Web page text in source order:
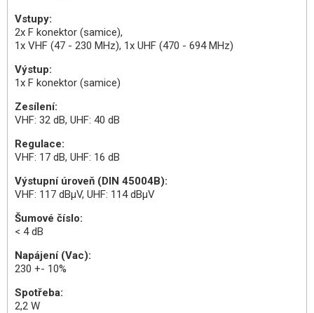
Vstupy:
2x F konektor (samice),
1x VHF (47 - 230 MHz), 1x UHF (470 - 694 MHz)
Výstup:
1x F konektor (samice)
Zesílení:
VHF: 32 dB, UHF: 40 dB
Regulace:
VHF: 17 dB, UHF: 16 dB
Výstupní úroveň (DIN 45004B):
VHF: 117 dBµV, UHF: 114 dBµV
Šumové číslo:
< 4 dB
Napájení (Vac):
230 +- 10%
Spotřeba:
2,2 W